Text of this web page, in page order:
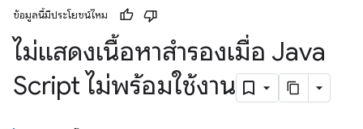
ข้อมูลนี้มีประโยชน์ไหม
ไม่แสดงเนื้อหาสำรองเมื่อ Java
Script ไม่พร้อมใช้งาน